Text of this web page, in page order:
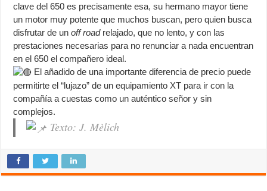
clave del 650 es precisamente esa, su hermano mayor tiene
un motor muy potente que muchos buscan, pero quien busca
disfrutar de unoff roadrelajado, que no lento, y con las
prestaciones necesarias para no renunciar a nada encuentran
en el 650 el compañero ideal.
El añadido de una importante diferencia de precio puede
permitirte el “lujazo” de un equipamiento XT para ir con la
compañía a cuestas como un auténtico señor y sin
complejos.
Texto: J. Mèlich